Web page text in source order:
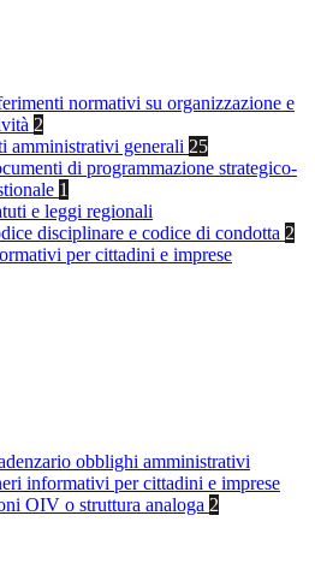
normativi su organizzazione e
2
amministrativi generali 25
di programmazione strategico-
1
e leggi regionali
disciplinare e codice di condotta 2
per cittadini e imprese
obblighi amministrativi
informativi per cittadini e imprese
OIV o struttura analoga 2